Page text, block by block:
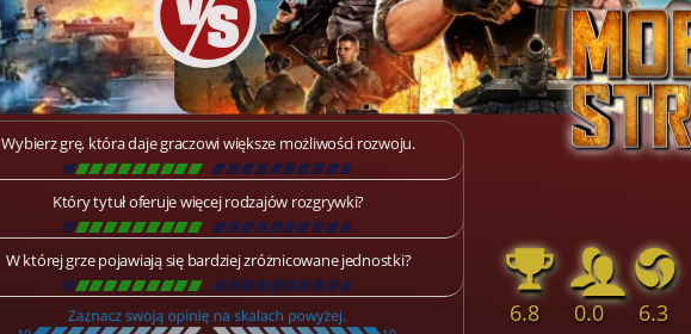
Wybierz grę, która daje graczowi większe możliwości rozwoju.
[\\\\\\\\\ \\\\\\\\\]
Który tytuł oferuje więcej rodzajów rozgrywki?
[\\\\\\\\\ \\\\\\\\\]
W której grze pojawiają się bardziej zróżnicowane jednostki?
[\\\\\\\\\ \\\\\\\\\]
6.8 0.0 6.3